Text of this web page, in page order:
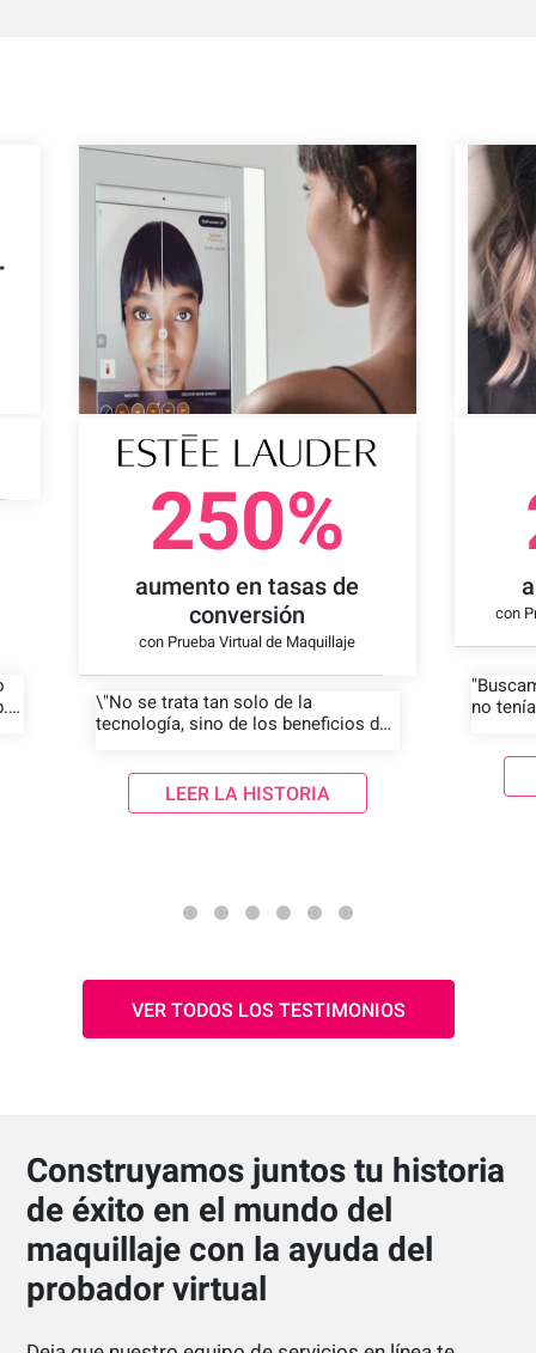
250%
aumento en tasas de
conversión
con Prueba Virtual de Maquillaje
\"No se trata tan solo de la
tecnología, sino de los beneficios de
Lauder es tecnología destinada a
mejorar la experiencia de los
LEER LA HISTORIA
con
no
crear
VER TODOS LOS TESTIMONIOS
Construyamos juntos tu historia
de éxito en el mundo del
maquillaje con la ayuda del
probador virtual